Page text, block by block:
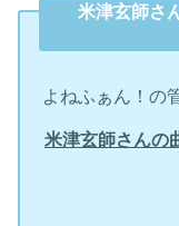
米津玄師さ
よねふぁん！の
米津玄師さんの